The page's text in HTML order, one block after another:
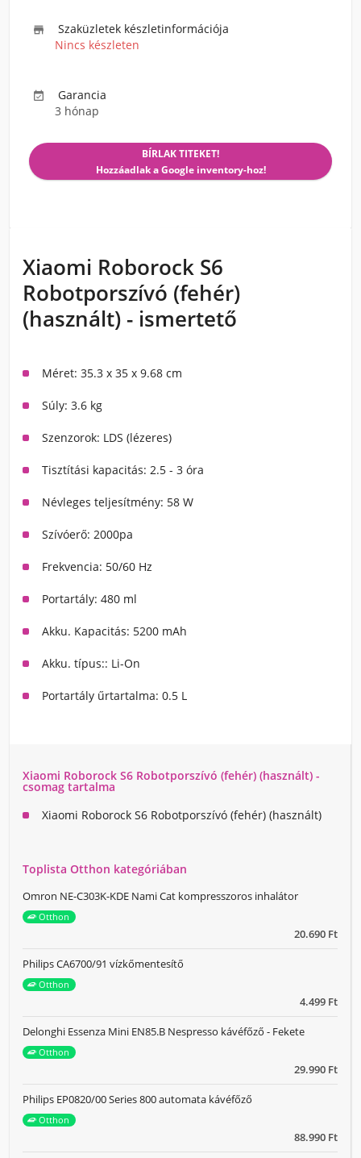

Szaküzletek készletinformációja
Nincs készleten

Garancia
3 hónap
BÍRLAK TITEKET!
Hozzáadlak a Google inventory-hoz!
Xiaomi Roborock S6
Robotporszívó (fehér)
(használt) - ismertető
Méret: 35.3 x 35 x 9.68 cm
Súly: 3.6 kg
Szenzorok: LDS (lézeres)
Tisztítási kapacitás: 2.5 - 3 óra
Névleges teljesítmény: 58 W
Szívóerő: 2000pa
Frekvencia: 50/60 Hz
Portartály: 480 ml
Akku. Kapacitás: 5200 mAh
Akku. típus:: Li-On
Portartály űrtartalma: 0.5 L
Xiaomi Roborock S6 Robotporszívó (fehér) (használt) -
csomag tartalma
Xiaomi Roborock S6 Robotporszívó (fehér) (használt)
Toplista Otthon kategóriában
20.690 Ft
Omron NE-C303K-KDE Nami Cat kompresszoros inhalátor
Otthon
4.499 Ft
Philips CA6700/91 vízkőmentesítő
Otthon
29.990 Ft
Delonghi Essenza Mini EN85.B Nespresso kávéfőző - Fekete
Otthon
88.990 Ft
Philips EP0820/00 Series 800 automata kávéfőző
Otthon